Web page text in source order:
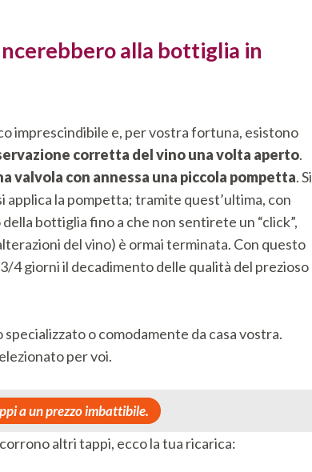
alla bottiglia in
imprescindibile e, per vostra fortuna, esistono
corretta del vino una volta aperto.
valvola con annessa una piccola pompetta. Si
applica la pompetta; tramite quest’ultima, con
bottiglia fino a che non sentirete un “click”,
del vino) è ormai terminata. Con questo
giorni il decadimento delle qualità del prezioso
o comodamente da casa vostra.
per voi.
a un prezzo imbattibile.
altri tappi, ecco la tua ricarica: